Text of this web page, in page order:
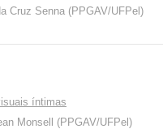
Cruz Senna (PPGAV/UFPel)
íntimas
Monsell (PPGAV/UFPel)